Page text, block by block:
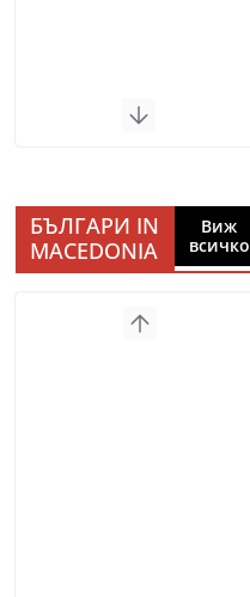
БЪЛГАРИ IN
MACEDONIA
Виж
всичко